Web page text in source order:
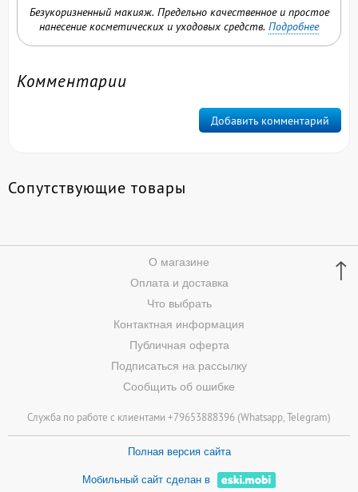
Безукоризненный макияж. Предельно качественное и простое
нанесение косметических и уходовых средств. Подробнее
Комментарии
Добавить комментарий
Сопутствующие товары
↑
О магазине
Оплата и доставка
Что выбрать
Контактная информация
Публичная оферта
Подписаться на рассылку
Сообщить об ошибке
Служба по работе с клиентами +79653888396 (Whatsapp , Telegram)
Полная версия сайта
Мобильный сайт сделан в